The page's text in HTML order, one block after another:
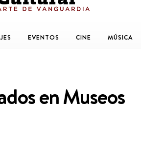
EVENTOS CINE MÚSICA
en Museos